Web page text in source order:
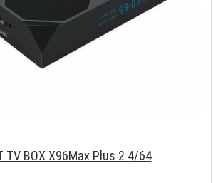
TV BOX X96Max Plus 2 4/64